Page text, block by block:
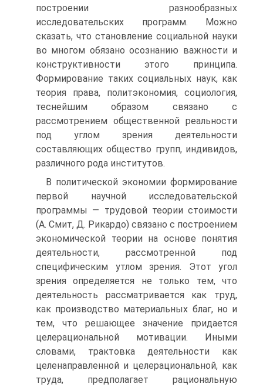
построении разнообразных
исследовательских программ. Можно
сказать, что становление социальной науки
во многом обязано осознанию важности и
конструктивности этого принципа.
Формирование таких социальных наук, как
теория права, политэкономия, социология,
теснейшим образом связано с
рассмотрением общественной реальности
под углом зрения деятельности
составляющих общество групп, индивидов,
различного рода институтов.
В политической экономии формирование
первой научной исследовательской
программы — трудовой теории стоимости
(А. Смит, Д. Рикардо) связано с построением
экономической теории на основе понятия
деятельности, рассмотренной под
специфическим утлом зрения. Этот угол
зрения определяется не только тем, что
деятельность рассматривается как труд,
как производство материальных благ, но и
тем, что решающее значение придается
целерациональной мотивации. Иными
словами, трактовка деятельности как
целенаправленной и целерациональной, как
труда, предполагает рациональную